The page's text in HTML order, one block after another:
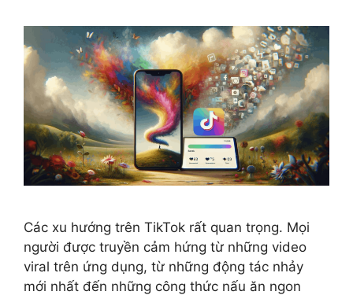
Các xu hướng trên TikTok rất quan trọng. Mọi
người được truyền cảm hứng từ những video
viral trên ứng dụng, từ những động tác nhảy
mới nhất đến những công thức nấu ăn ngon